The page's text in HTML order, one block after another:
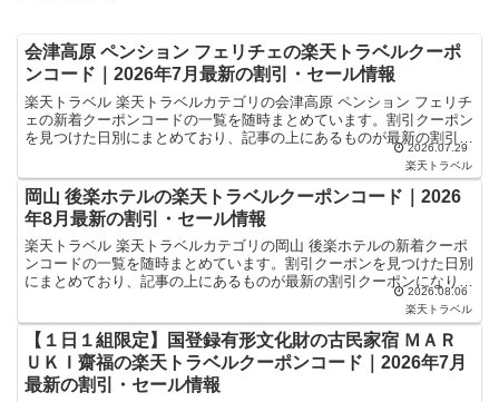
会津高原 ペンション フェリチェの楽天トラベルクーポ
ンコード｜2026年7月最新の割引・セール情報
楽天トラベル 楽天トラベルカテゴリの会津高原 ペンション フェリチ
ェの新着クーポンコードの一覧を随時まとめています。割引クーポン
を見つけた日別にまとめており、記事の上にあるものが最新の割引ク
ーポンになります。ホテル・旅館宿泊の予約などで使え...
2026.07.29
楽天トラベル
岡山 後楽ホテルの楽天トラベルクーポンコード｜2026
年8月最新の割引・セール情報
楽天トラベル 楽天トラベルカテゴリの岡山 後楽ホテルの新着クーポ
ンコードの一覧を随時まとめています。割引クーポンを見つけた日別
にまとめており、記事の上にあるものが最新の割引クーポンになりま
す。ホテル・旅館宿泊の予約などで使えるクーポンやセー...2026.08.06
楽天トラベル
【１日１組限定】国登録有形文化財の古民家宿 ＭＡＲ
ＵＫＩ齋福の楽天トラベルクーポンコード｜2026年7月
最新の割引・セール情報